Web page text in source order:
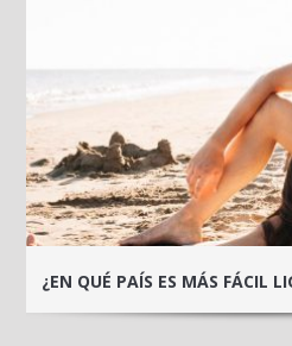
¿EN QUÉ PAÍS ES MÁS FÁCIL